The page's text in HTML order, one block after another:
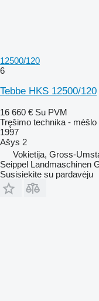
12500/120
6
Tebbe HKS 12500/120
16 660 € Su PVM
Tręšimo technika -
1997
Ašys 2
Vokietija, Gross-
Seippel Landmaschinen
Susisiekite su pardavėju